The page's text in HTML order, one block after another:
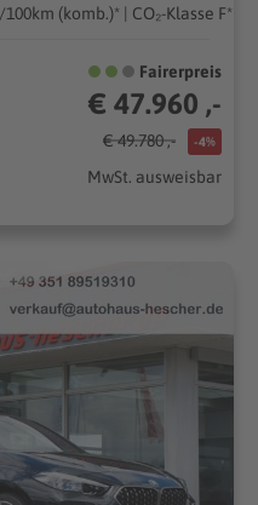
(komb.)* | CO₂-Klasse F*
Fairerpreis
€ 47.960 ,-
€ 49.780 ,- -4%
MwSt. ausweisbar